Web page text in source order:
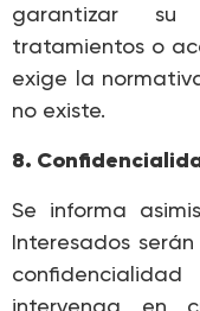
garantizar
tratamientos o
exige la
no existe.
8.
Se informa
Interesados
intervenga en